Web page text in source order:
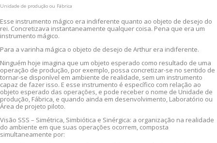
Unidade de produção ou Fábrica
Esse instrumento mágico era indiferente quanto ao objeto de desejo do
rei. Concretizava instantaneamente qualquer coisa. Pena que era um
instrumento mágico.
Para a varinha mágica o objeto de desejo de Arthur era indiferente.
Ninguém hoje imagina que um objeto esperado como resultado de uma
operação de produção, por exemplo, possa concretizar-se no sentido de
tornar-se disponível em ambiente de realidade, sem um instrumento
capaz de fazer isso. E esse instrumento é específico com relação ao
objeto esperado das operações, e pode receber o nome de Unidade de
produção, Fábrica, e quando ainda em desenvolvimento, Laboratório ou
Área de projeto piloto.
Visão SSS – Simétrica, Simbiótica e Sinérgica: a organização na realidade
do ambiente em que suas operações ocorrem, composta
simultaneamente por: